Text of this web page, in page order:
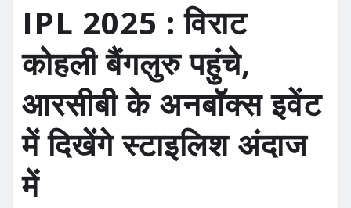
IPL 2025 : विराट
कोहली बैंगलुरु पहुंचे,
आरसीबी के अनबॉक्स इवेंट
में दिखेंगे स्टाइलिश अंदाज
में